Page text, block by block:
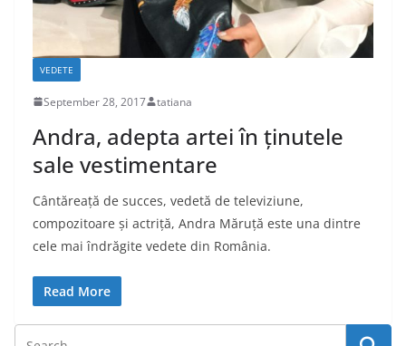
VEDETE
September 28, 2017 tatiana
Andra, adepta artei în ținutele
sale vestimentare
Cântăreață de succes, vedetă de televiziune,
compozitoare și actriță, Andra Măruță este una dintre
cele mai îndrăgite vedete din România.
Read More